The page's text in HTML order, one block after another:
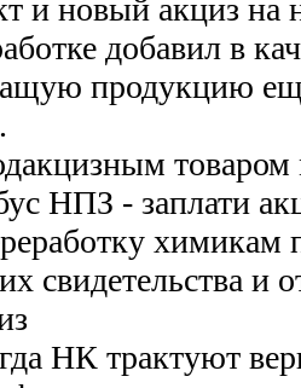
и новый акциз на
добавил в
продукцию
НПЗ - заплати
химикам
свидетельства и
НК трактуют